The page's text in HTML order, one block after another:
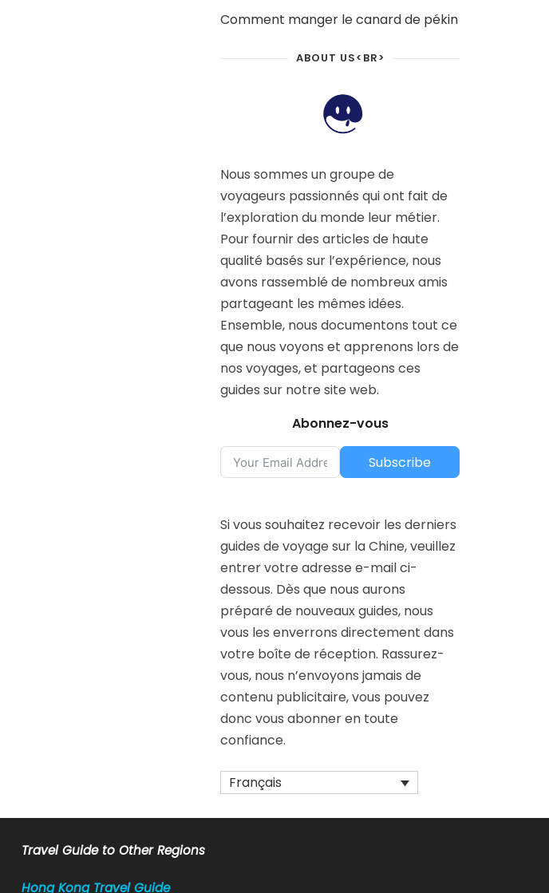
Comment manger le canard de pékin
ABOUT US<BR>
Nous sommes un groupe de
voyageurs passionnés qui ont fait de
l’exploration du monde leur métier.
Pour fournir des articles de haute
qualité basés sur l’expérience, nous
avons rassemblé de nombreux amis
partageant les mêmes idées.
Ensemble, nous documentons tout ce
que nous voyons et apprenons lors de
nos voyages, et partageons ces
guides sur notre site web.
Abonnez-vous
Subscribe
Si vous souhaitez recevoir les derniers
guides de voyage sur la Chine, veuillez
entrer votre adresse e-mail ci-
dessous. Dès que nous aurons
préparé de nouveaux guides, nous
vous les enverrons directement dans
votre boîte de réception. Rassurez-
vous, nous n’envoyons jamais de
contenu publicitaire, vous pouvez
donc vous abonner en toute
confiance.
Français
Travel Guide to Other Regions
Hong Kong Travel Guide